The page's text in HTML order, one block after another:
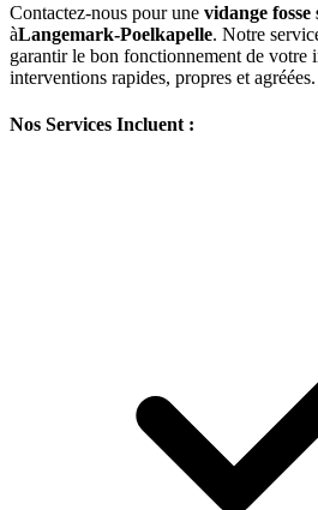
Contactez-nous pour une vidange
àLangemark-Poelkapelle. Notre
garantir le bon fonctionnement de votre
interventions rapides, propres et agréées.
Nos Services Incluent :